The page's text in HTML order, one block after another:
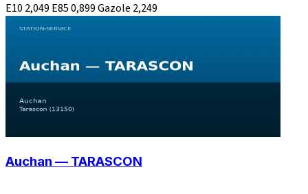
E10 2,049 E850,899Gazole 2,249
Auchan — TARASCON